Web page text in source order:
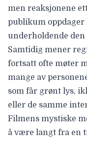
men reaksjonene
publikum oppdager
underholdende
Samtidig mener
fortsatt ofte møter
mange av
som får grønt lys,
eller de samme
Filmens mystiske
å være langt fra en